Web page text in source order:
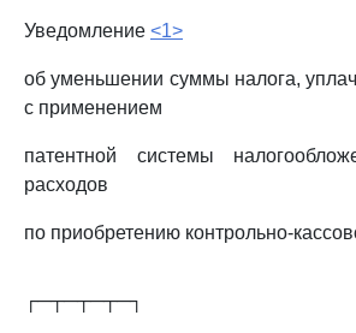
Уведомление <1>
об уменьшении суммы налога,
с применением
патентной системы
расходов
по приобретению контрольно-
┌─┬─┬─┬─┐